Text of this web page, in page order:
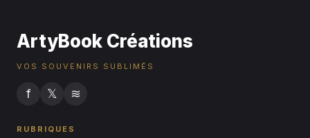
ArtyBook Créations
VOS SOUVENIRS SUBLIMÉS
f 𝕏 ≋
RUBRIQUES